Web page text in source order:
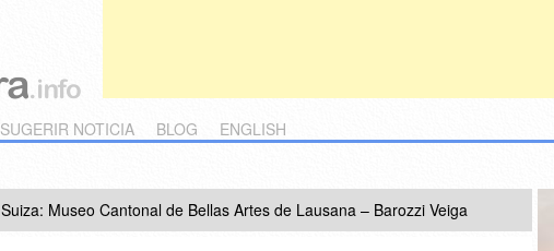
SUGERIR NOTICIA BLOG ENGLISH
Suiza: Museo Cantonal de Bellas Artes de Lausana – Barozzi Veiga